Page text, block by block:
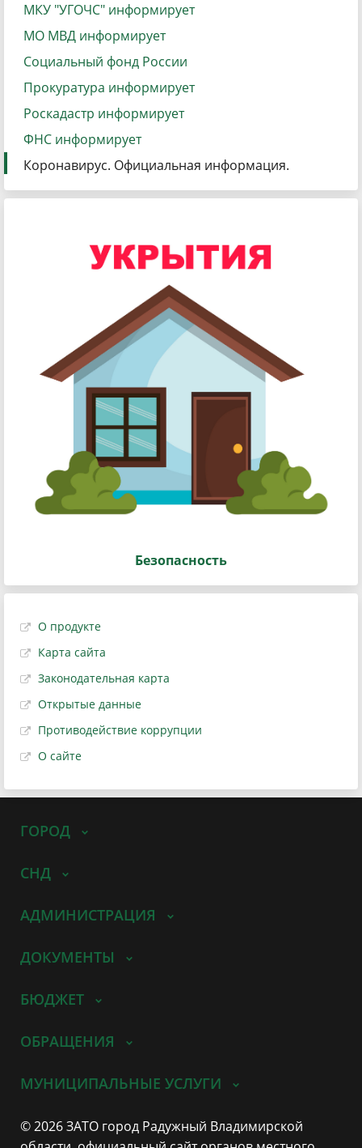
МКУ "УГОЧС" информирует
МО МВД информирует
Социальный фонд России
Прокуратура информирует
Роскадастр информирует
ФНС информирует
Коронавирус. Официальная информация.
Безопасность
О продукте
Карта сайта
Законодательная карта
Открытые данные
Противодействие коррупции
О сайте
ГОРОД
СНД
АДМИНИСТРАЦИЯ
ДОКУМЕНТЫ
БЮДЖЕТ
ОБРАЩЕНИЯ
МУНИЦИПАЛЬНЫЕ УСЛУГИ
© 2026 ЗАТО город Радужный Владимирской